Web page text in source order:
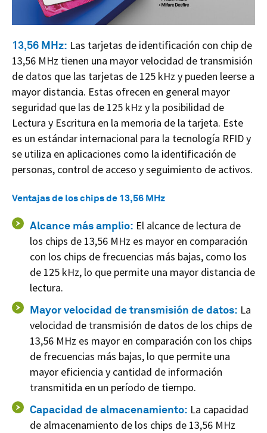
13,56 MHz: Las tarjetas de identificación con chip de
13,56 MHz tienen una mayor velocidad de transmisión
de datos que las tarjetas de 125 kHz y pueden leerse a
mayor distancia. Estas ofrecen en general mayor
seguridad que las de 125 kHz y la posibilidad de
Lectura y Escritura en la memoria de la tarjeta. Este
es un estándar internacional para la tecnología RFID y
se utiliza en aplicaciones como la identificación de
personas, control de acceso y seguimiento de activos.
Ventajas de los chips de 13,56 MHz
Alcance más amplio: El alcance de lectura de
los chips de 13,56 MHz es mayor en comparación
con los chips de frecuencias más bajas, como los
de 125 kHz, lo que permite una mayor distancia de
lectura.
Mayor velocidad de transmisión de datos: La
velocidad de transmisión de datos de los chips de
13,56 MHz es mayor en comparación con los chips
de frecuencias más bajas, lo que permite una
mayor eficiencia y cantidad de información
transmitida en un período de tiempo.
Capacidad de almacenamiento: La capacidad
de almacenamiento de los chips de 13,56 MHz